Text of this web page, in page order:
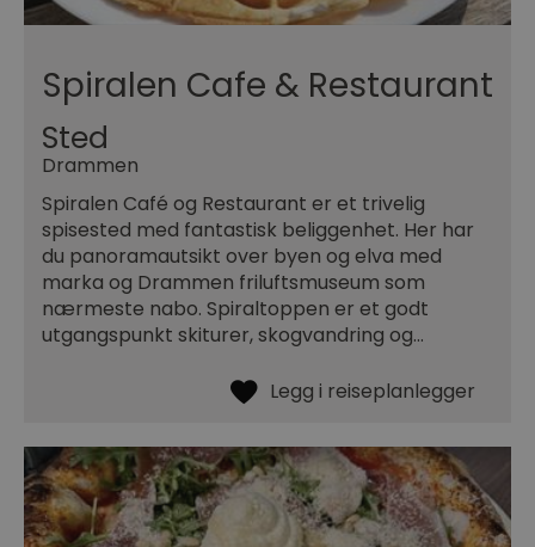
Spiralen Cafe & Restaurant
Sted
Drammen
Spiralen Café og Restaurant er et trivelig
spisested med fantastisk beliggenhet. Her har
du panoramautsikt over byen og elva med
marka og Drammen friluftsmuseum som
nærmeste nabo. Spiraltoppen er et godt
utgangspunkt skiturer, skogvandring og…